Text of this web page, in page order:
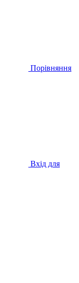
Порівняння
Вхід для